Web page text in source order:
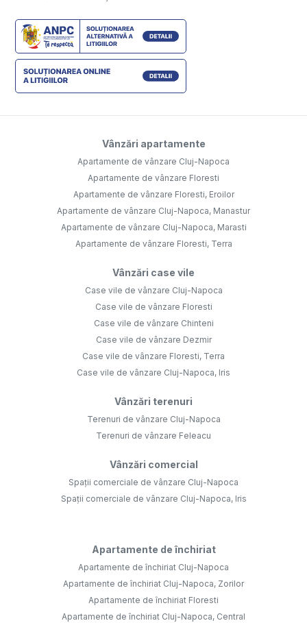
Vânzări apartamente
Apartamente de vânzare Cluj-Napoca
Apartamente de vânzare Floresti
Apartamente de vânzare Floresti, Eroilor
Apartamente de vânzare Cluj-Napoca, Manastur
Apartamente de vânzare Cluj-Napoca, Marasti
Apartamente de vânzare Floresti, Terra
Vânzări case vile
Case vile de vânzare Cluj-Napoca
Case vile de vânzare Floresti
Case vile de vânzare Chinteni
Case vile de vânzare Dezmir
Case vile de vânzare Floresti, Terra
Case vile de vânzare Cluj-Napoca, Iris
Vânzări terenuri
Terenuri de vânzare Cluj-Napoca
Terenuri de vânzare Feleacu
Vânzări comercial
Spații comerciale de vânzare Cluj-Napoca
Spații comerciale de vânzare Cluj-Napoca, Iris
Apartamente de închiriat
Apartamente de închiriat Cluj-Napoca
Apartamente de închiriat Cluj-Napoca, Zorilor
Apartamente de închiriat Floresti
Apartamente de închiriat Cluj-Napoca, Central